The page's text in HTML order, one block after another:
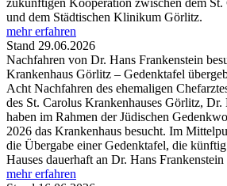
und dem Städtischen Klinikum Görlitz.
mehr erfahren
Stand 29.06.2026
Nachfahren von Dr. Hans Frankenstein
Krankenhaus Görlitz – Gedenktafel
Acht Nachfahren des ehemaligen
des St. Carolus Krankenhauses Görlitz, Dr.
haben im Rahmen der Jüdischen
2026 das Krankenhaus besucht. Im
die Übergabe einer Gedenktafel, die
Hauses dauerhaft an Dr. Hans
mehr erfahren